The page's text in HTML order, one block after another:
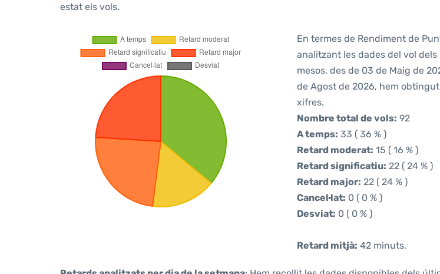
estat els vols.
En termes de Rendiment de
analitzant les dades del vol
mesos, des de 03 de Maig de
de Agost de 2026, hem
xifres.
Nombre total de vols: 92
A temps: 33 ( 36 % )
Retard moderat: 15 ( 16 % )
Retard significatiu: 22 ( 24 % )
Retard major: 22 ( 24 % )
Cancel·lat: 0 ( 0 % )
Desviat: 0 ( 0 % )
Retard mitjà: 42 minuts.